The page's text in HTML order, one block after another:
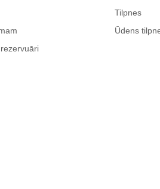
Tilpnes
Ūdens